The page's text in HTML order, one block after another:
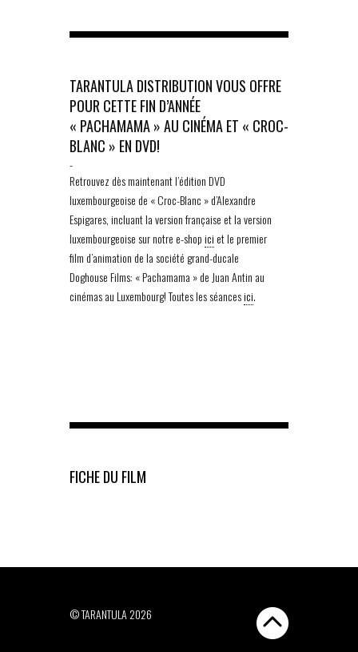
TARANTULA DISTRIBUTION VOUS OFFRE
POUR CETTE FIN D’ANNÉE
« PACHAMAMA » AU CINÉMA ET « CROC-
BLANC » EN DVD!
-
Retrouvez dès maintenant l’édition DVD
luxembourgeoise de « Croc-Blanc » d’Alexandre
Espigares, incluant la version française et la version
luxembourgeoise sur notre e-shopiciet le premier
film d’animation de la société grand-ducale
Doghouse Films: « Pachamama » de Juan Antin au
cinémas au Luxembourg! Toutes les séancesici.
FICHE DU FILM
© TARANTULA 2026